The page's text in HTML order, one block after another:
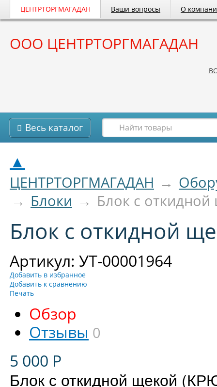
ЦЕНТРТОРГМАГАДАН Ваши вопросы О
ООО ЦЕНТРТОРГМАГАДАН
Весь каталог
▲
ЦЕНТРТОРГМАГАДАН →
→ Блоки → Блок с
Блок с откидной
Артикул: УТ-00001964
Добавить в избранное
Добавить к сравнению
Печать
Обзор
Отзывы 0
5 000 Р
Блок с откидной щекой